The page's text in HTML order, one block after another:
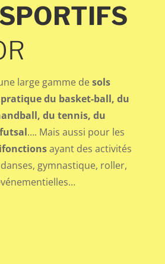
large gamme desols
du basket-ball, du
du tennis, du
…. Mais aussi pour les
ayant des activités
gymnastique, roller,